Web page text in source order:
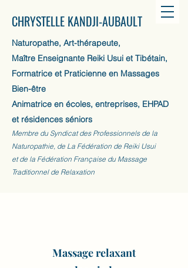
CHRYSTELLE KANDJI-AUBAULT
Naturopathe, Art-thérapeute,
Maître Enseignante Reiki Usui et Tibétain,
Formatrice et Praticienne en Massages
Bien-être
Animatrice en écoles, entreprises, EHPAD
et résidences séniors
Membre du Syndicat des Professionnels de la
Naturopathie, de La Fédération de Reiki Usui
et de la Fédération Française du Massage
Traditionnel de Relaxation
Massage relaxant